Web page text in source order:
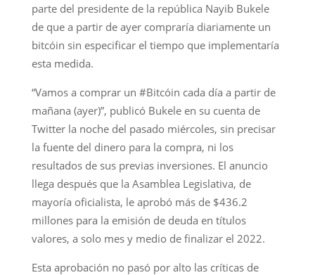
parte del presidente de la república Nayib Bukele
de que a partir de ayer compraría diariamente un
bitcóin sin especificar el tiempo que implementaría
esta medida.
“Vamos a comprar un #Bitcóin cada día a partir de
mañana (ayer)”, publicó Bukele en su cuenta de
Twitter la noche del pasado miércoles, sin precisar
la fuente del dinero para la compra, ni los
resultados de sus previas inversiones. El anuncio
llega después que la Asamblea Legislativa, de
mayoría oficialista, le aprobó más de $436.2
millones para la emisión de deuda en títulos
valores, a solo mes y medio de finalizar el 2022.
Esta aprobación no pasó por alto las críticas de